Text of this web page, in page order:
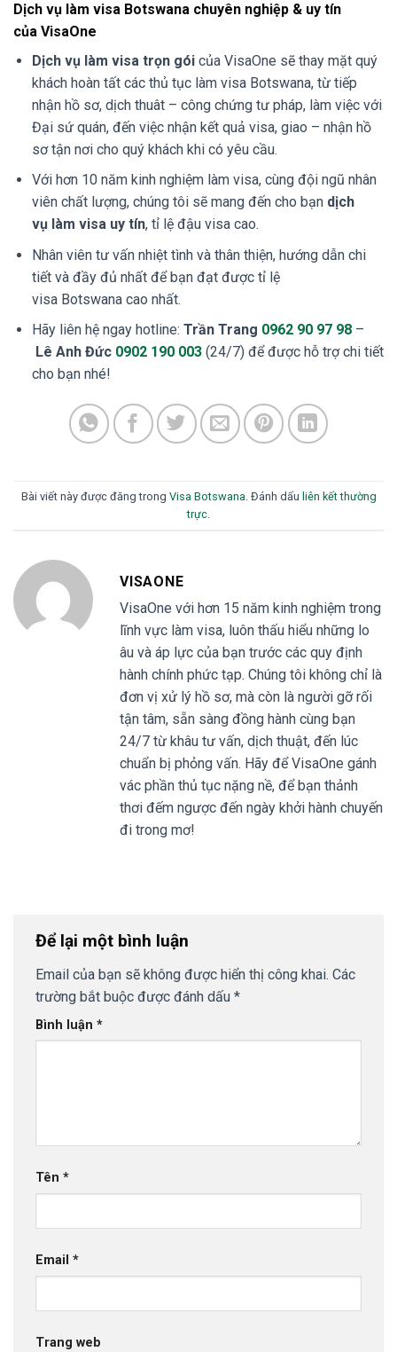
Dịch vụ làm visa Botswana chuyên nghiệp & uy tín
của VisaOne
Dịch vụ làm visa trọn góicủa VisaOne sẽ thay mặt quý
khách hoàn tất các thủ tục làm visa Botswana, từ tiếp
nhận hồ sơ, dịch thuât – công chứng tư pháp, làm việc với
Đại sứ quán, đến việc nhận kết quả visa, giao – nhận hồ
sơ tận nơi cho quý khách khi có yêu cầu.
Với hơn 10 năm kinh nghiệm làm visa, cùng đội ngũ nhân
viên chất lượng, chúng tôi sẽ mang đến cho bạn dịch
vụ làm visa uy tín, tỉ lệ đậu visa cao.
Nhân viên tư vấn nhiệt tình và thân thiện, hướng dẫn chi
tiết và đầy đủ nhất để bạn đạt được tỉ lệ
visa Botswana cao nhất.
Hãy liên hệ ngay hotline: Trần Trang 0962 90 97 98–
Lê Anh Đức 0902 190 003(24/7) để được hỗ trợ chi tiết
cho bạn nhé!
Bài viết này được đăng trong Visa Botswana . Đánh dấu liên kết thường
trực
VISAONE
VisaOne với hơn 15 năm kinh nghiệm trong
lĩnh vực làm visa, luôn thấu hiểu những lo
âu và áp lực của bạn trước các quy định
hành chính phức tạp. Chúng tôi không chỉ là
đơn vị xử lý hồ sơ, mà còn là người gỡ rối
tận tâm, sẵn sàng đồng hành cùng bạn
24/7 từ khâu tư vấn, dịch thuật, đến lúc
chuẩn bị phỏng vấn. Hãy để VisaOne gánh
vác phần thủ tục nặng nề, để bạn thảnh
thơi đếm ngược đến ngày khởi hành chuyến
đi trong mơ!
Để lại một bình luận
Email của bạn sẽ không được hiển thị công khai. Các
trường bắt buộc được đánh dấu *
Bình luận *
Tên *
Email *
Trang web